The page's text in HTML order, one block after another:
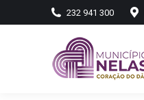
232 941 300